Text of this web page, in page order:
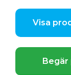
Visa
Begär